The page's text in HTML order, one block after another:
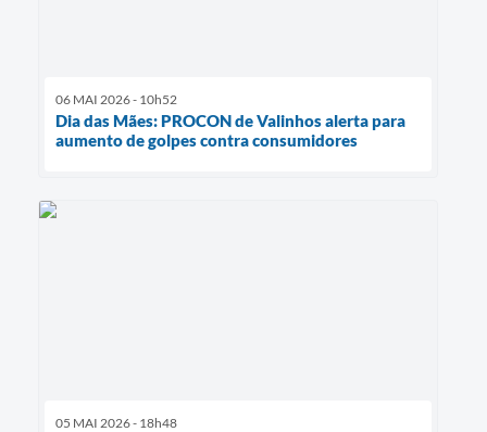
06 MAI 2026 - 10h52
Dia das Mães: PROCON de Valinhos alerta para
aumento de golpes contra consumidores
05 MAI 2026 - 18h48